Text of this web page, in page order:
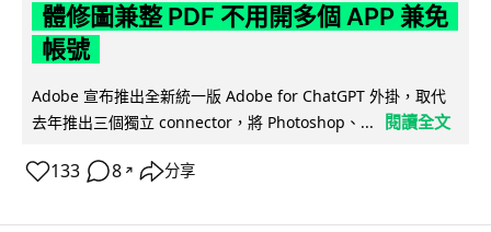
體修圖兼整 PDF 不用開多個 APP 兼免
帳號
Adobe 宣布推出全新統一版 Adobe for ChatGPT 外掛，取代
去年推出三個獨立 connector，將 Photoshop、...
閱讀全文
133 8 ↗ 分享